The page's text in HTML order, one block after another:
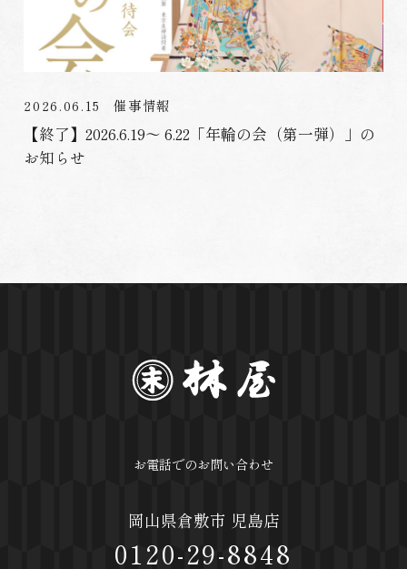
2026.06.15 催事情報
【終了】2026.6.19〜 6.22「年輪の会（第一弾）」の
お知らせ
お電話でのお問い合わせ
岡山県倉敷市 児島店
0120-29-8848